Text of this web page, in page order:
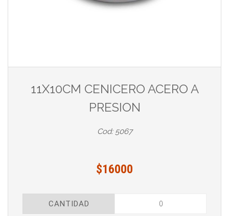
11X10CM CENICERO ACERO A
PRESION
Cod: 5067
$16000
CANTIDAD